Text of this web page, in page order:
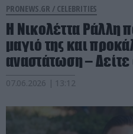
PRONEWS.GR / CELEBRITIES
Η Νικολέττα Ράλλη
μαγιό της και
αναστάτωση –
07.06.2026 | 13:12